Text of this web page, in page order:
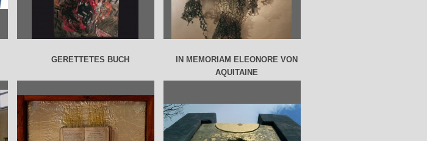
GERETTETES BUCH
IN MEMORIAM ELEONORE VON
AQUITAINE